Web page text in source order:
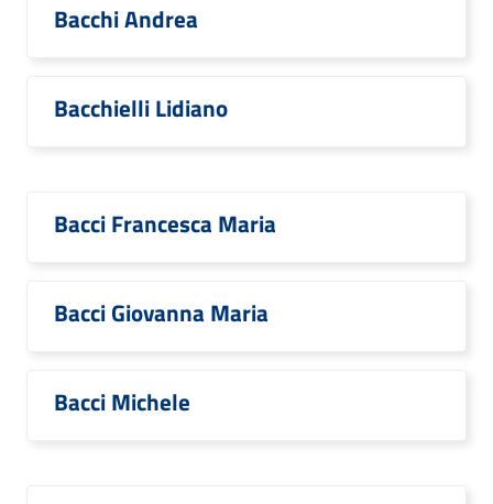
Bacchi Andrea
Bacchielli Lidiano
Bacci Francesca Maria
Bacci Giovanna Maria
Bacci Michele